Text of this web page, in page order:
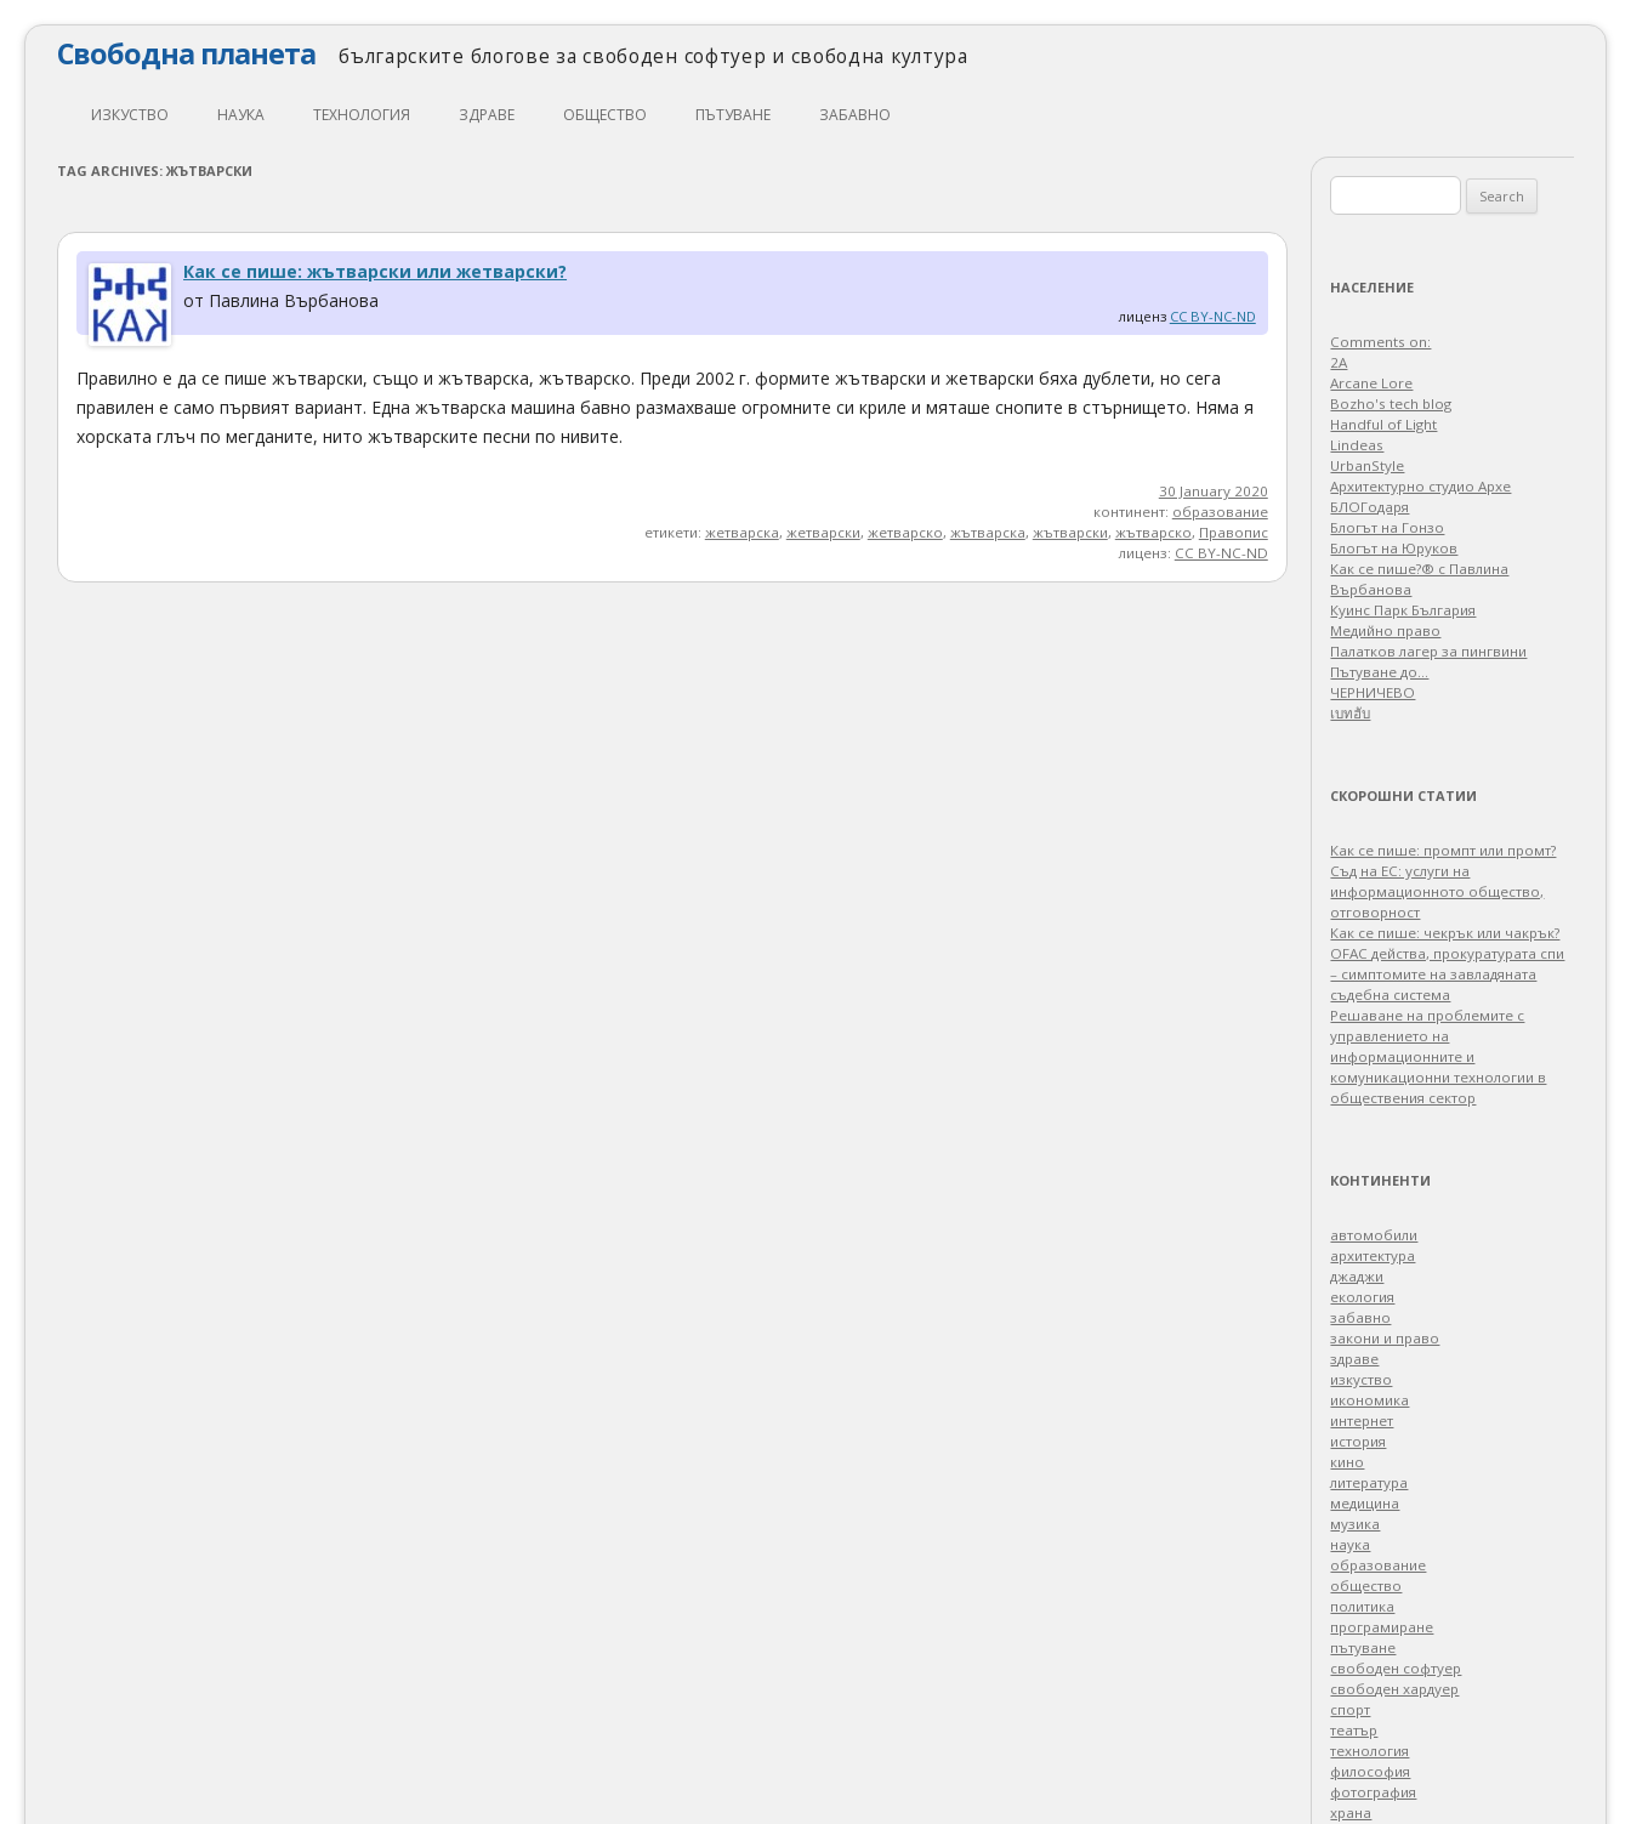
Свободна планета българските блогове за свободен софтуер и свободна култура
Skip
to
ИЗКУСТВО
КИНО
МУЗИКА
ФОТОГРАФИЯ
НАУКА
ФИЗИКА
ОБРАЗОВАНИЕ
ТЕХНОЛОГИЯ
СВОБОДЕН СОФТУЕР
СВОБОДЕН ХАРДУЕР
ДЖАДЖИ
ЗДРАВЕ ОБЩЕСТВО
ЦИФРОВИ ПРАВА
ПЪТУВАНЕ ЗАБАВНО
TAG ARCHIVES:ЖЪТВАРСКИ
Как се пише: жътварски или жетварски?
от Павлина Върбанова
лиценз CC BY-NC-ND
Правилно е да се пише жътварски, също и жътварска, жътварско. Преди 2002 г. формите жътварски и жетварски бяха дублети, но сега
правилен е само първият вариант. Една жътварска машина бавно размахваше огромните си криле и мяташе снопите в стърнището. Няма я
хорската глъч по мегданите, нито жътварските песни по нивите.
30 January 2020
континент: образование
етикети: жетварска, жетварски, жетварско, жътварска, жътварски, жътварско, Правопис
лиценз: CC BY-NC-ND
for:
НАСЕЛЕНИЕ
Comments on:
2A
Arcane Lore
Bozho's tech blog
Handful of Light
Lindeas
UrbanStyle
Архитектурно студио Архе
БЛОГодаря
Блогът на Гонзо
Блогът на Юруков
Как се пише?® с Павлина
Върбанова
Куинс Парк България
Медийно право
Палатков лагер зa пингвини
Пътуване до…
ЧЕРНИЧЕВО
เบทฮับ
СКОРОШНИ СТАТИИ
Как се пише: промпт или промт?
Съд на ЕС: услуги на
информационното общество,
отговорност
Как се пише: чекрък или чакрък?
OFAC действа, прокуратурата спи
– симптомите на завладяната
съдебна система
Решаване на проблемите с
управлението на
информационните и
комуникационни технологии в
обществения сектор
КОНТИНЕНТИ
автомобили
архитектура
джаджи
екология
забавно
закони и право
здраве
изкуство
икономика
интернет
история
кино
литература
медицина
музика
наука
образование
общество
политика
програмиране
пътуване
свободен софтуер
свободен хардуер
спорт
театър
технология
философия
фотография
храна